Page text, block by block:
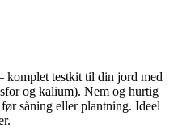
komplet testkit til din jord med
og kalium). Nem og hurtig
såning eller plantning. Ideel